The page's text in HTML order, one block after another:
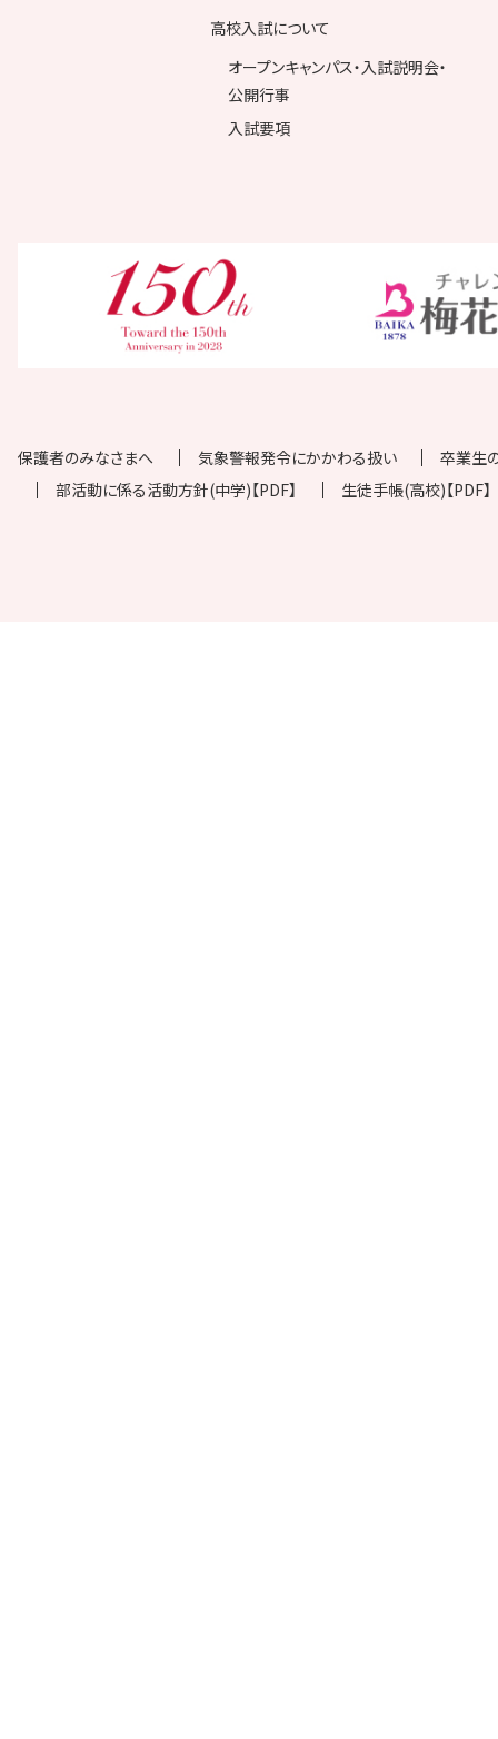
高校入試について
オープンキャンパス・入試説明会・
公開行事
入試要項
保護者のみなさまへ 気象警報発令にかかわる扱い
卒業生
部活動に係る活動方針(中学)【PDF】
生徒手帳(高校)【PDF】